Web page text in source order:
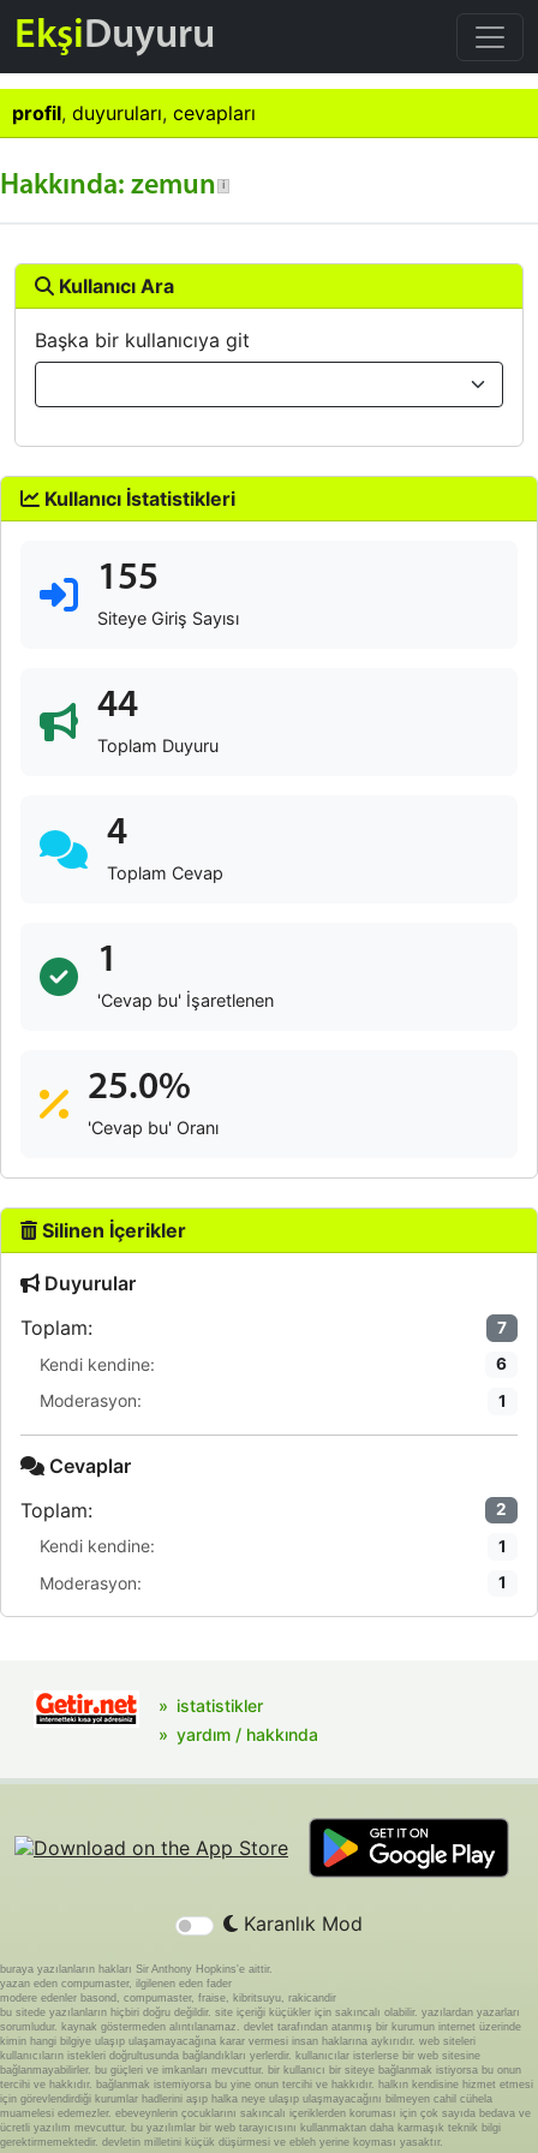
EkşiDuyuru
profil, duyuruları, cevapları
Hakkında: zemun
Kullanıcı Ara
Başka bir kullanıcıya git
Kullanıcı İstatistikleri
155
Siteye Giriş Sayısı
44
Toplam Duyuru
4
Toplam Cevap
1
'Cevap bu' İşaretlenen
25.0%
'Cevap bu' Oranı
Silinen İçerikler
Duyurular
Toplam:
7
Kendi kendine: 6
Moderasyon: 1
Cevaplar
Toplam:
2
Kendi kendine: 1
Moderasyon: 1
istatistikler
yardım / hakkında
Karanlık Mod
buraya yazılanların hakları Sir Anthony Hopkins'e aittir.
yazan eden compumaster, ilgilenen eden fader
modere edenler basond, compumaster, fraise, kibritsuyu, rakicandir
bu sitede yazılanların hiçbiri doğru değildir. site içeriği küçükler için sakıncalı olabilir. yazılardan yazarları
sorumludur. kaynak göstermeden alıntılanamaz. devlet tarafından atanmış bir kurumun internet üzerinde
kimin hangi bilgiye ulaşıp ulaşamayacağına karar vermesi insan haklarına aykırıdır. web siteleri
kullanıcıların istekleri doğrultusunda bağlandıkları yerlerdir. kullanıcılar isterlerse bir web sitesine
bağlanmayabilirler. bu güçleri ve imkanları mevcuttur. bir kullanıcı bir siteye bağlanmak istiyorsa bu onun
tercihi ve hakkıdır. bağlanmak istemiyorsa bu yine onun tercihi ve hakkıdır. halkın kendisine hizmet etmesi
için görevlendirdiği kurumlar hadlerini aşıp halka neye ulaşıp ulaşmayacağını bilmeyen cahil cühela
muamelesi edemezler. ebeveynlerin çocuklarını sakıncalı içeriklerden koruması için çok sayıda bedava ve
ücretli yazılım mevcuttur. bu yazılımlar bir web tarayıcısını kullanmaktan daha karmaşık teknik bilgi
gerektirmemektedir. devletin milletini küçük düşürmesi ve ebleh yerine koyması yasaktır.